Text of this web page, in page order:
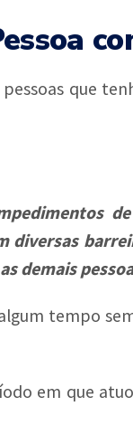
que
diversas
demais
tempo
em que